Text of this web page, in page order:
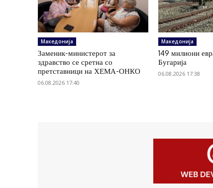
Македонија
Заменик-министерот за
здравство се сретна со
претставници на ХЕМА-ОНКО
06.08.2026 17:40
Македонија
149 милиони
Бугарија
06.08.2026 17:38